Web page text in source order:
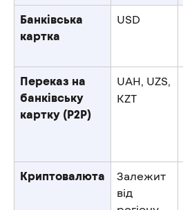
Банківська
картка
USD
Переказ на
банківську
картку (P2P)
UAH, UZS,
KZT
Криптовалюта
Залежит
від